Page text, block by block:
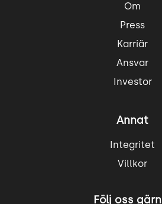
Om
Press
Karriär
Ansvar
Investor
Annat
Integritet
Villkor
Följ oss